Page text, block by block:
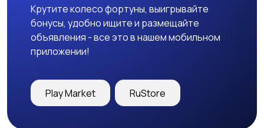
Крутите колесо фортуны, выигрывайте
бонусы, удобно ищите и размещайте
объявления - все это в нашем мобильном
приложении!
Play Market RuStore